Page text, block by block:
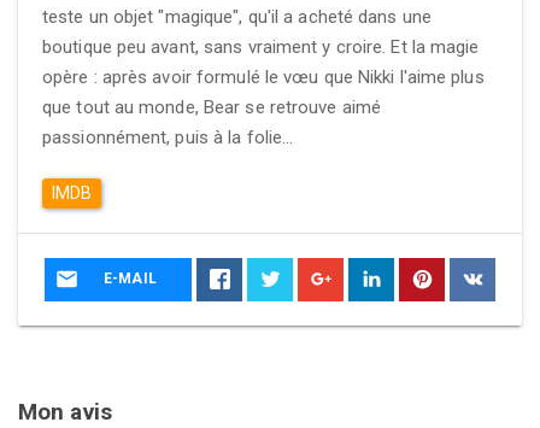
teste un objet "magique", qu'il a acheté dans une
boutique peu avant, sans vraiment y croire. Et la magie
opère : après avoir formulé le vœu que Nikki l'aime plus
que tout au monde, Bear se retrouve aimé
passionnément, puis à la folie...
IMDB
E-MAIL
Mon avis